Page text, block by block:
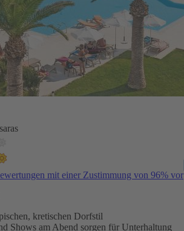
mit einer Zustimmung von 96% vor
kretischen Dorfstil
Shows am Abend sorgen für Unterhaltung